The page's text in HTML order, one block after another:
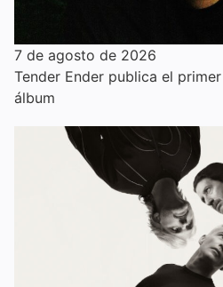
7 de agosto de 2026
Tender Ender publica el
álbum